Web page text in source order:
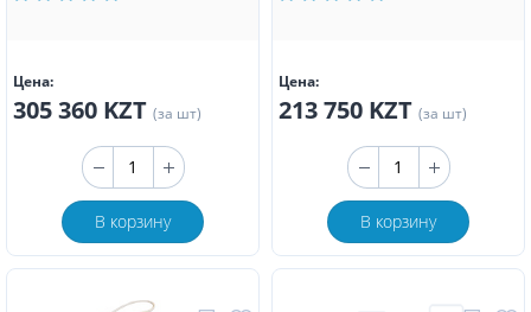
Цена:
305 360 KZT (за шт)
В корзину
Цена:
213 750 KZT (за шт)
В корзину